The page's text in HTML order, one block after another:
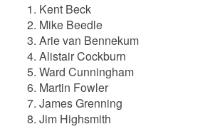
Kent Beck
Mike Beedle
Arie van Bennekum
Alistair Cockburn
Ward Cunningham
Martin Fowler
James Grenning
Jim Highsmith